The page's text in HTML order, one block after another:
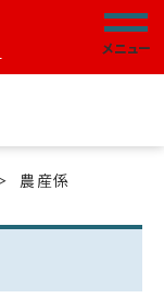
メニュー
農産係